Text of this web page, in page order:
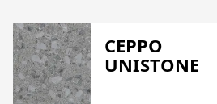
CEPPO
UNISTONE